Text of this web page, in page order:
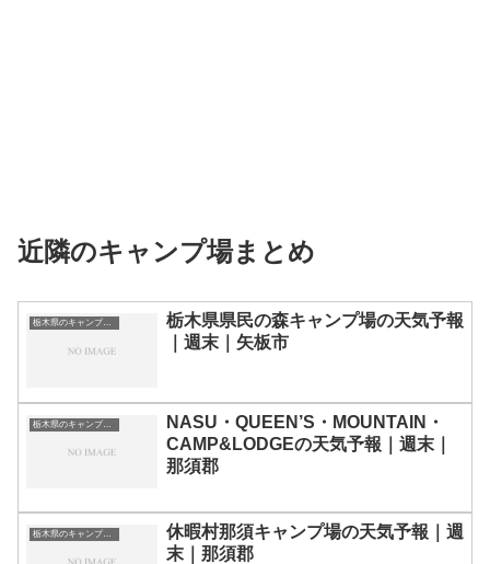
近隣のキャンプ場まとめ
栃木県のキャンプ場一覧
栃木県県民の森キャンプ場の天気予報
｜週末｜矢板市
栃木県のキャンプ場一覧
NASU・QUEEN’S・MOUNTAIN・
CAMP&LODGEの天気予報｜週末｜
那須郡
栃木県のキャンプ場一覧
休暇村那須キャンプ場の天気予報｜週
末｜那須郡